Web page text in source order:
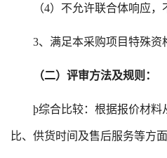
（4）不允许联合体响应，
3、满足本采购项目特殊资
（二）评审方法及规则：
þ综合比较：根据报价材料
比、供货时间及售后服务等方